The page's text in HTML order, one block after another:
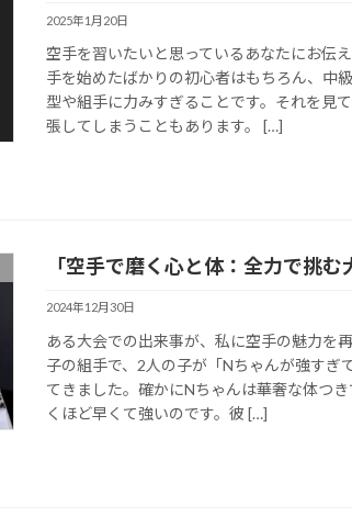
2025年1月20日
空手を習いたいと思っているあなたにお伝
手を始めたばかりの初心者はもちろん、中
型や組手に力みすぎることです。それを見
張してしまうこともあります。 […]
「空手で磨く心と体：全力で挑む
2024年12月30日
ある大会での出来事が、私に空手の魅力を
子の組手で、2人の子が「Nちゃんが強すぎ
てきました。確かにNちゃんは華奢な体つ
くほど早くて強いのです。彼 […]